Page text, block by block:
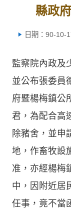
縣政
日期：90-10-
監察院內政及
並公布張委員
府暨楊梅鎮公
君，為配合高
除豬舍，並申
地，作畜牧設
准，亦經楊梅
中，因附近居
任事，竟不當